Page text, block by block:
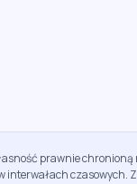
prawnie
interwałach